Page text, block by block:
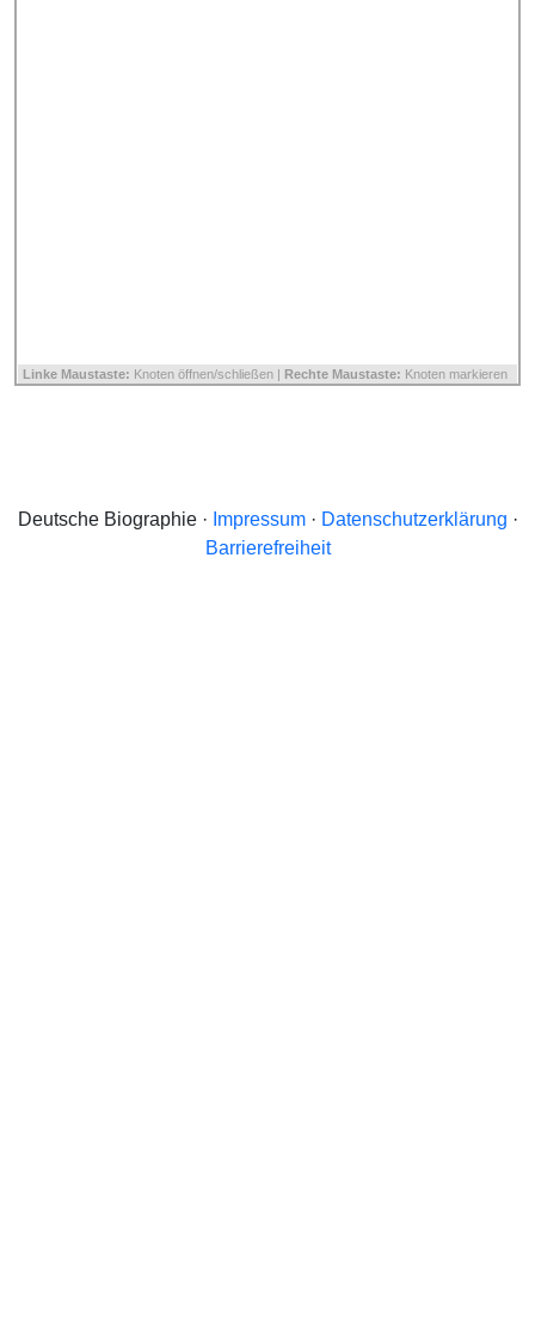
Linke Maustaste: Knoten öffnen/schließen | Rechte Maustaste: Knoten markieren
Deutsche Biographie · Impressum· Datenschutzerklärung ·
Barrierefreiheit